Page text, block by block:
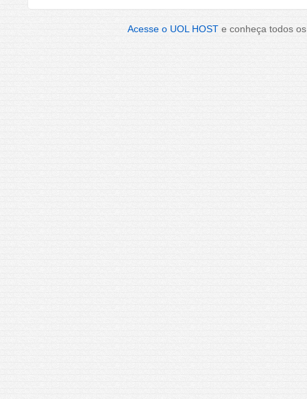
Acesse o UOL HOST e conheça todos